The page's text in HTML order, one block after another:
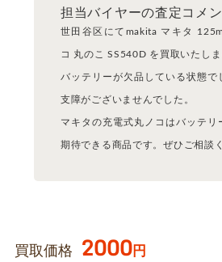
担当バイヤーの査定コメン
世田谷区にてmakita マキタ
コ 丸のこ SS540D を買取いたしま
バッテリーが欠品している状態で
支障がございませんでした。
マキタの充電式丸ノコはバッテリ
期待できる商品です。ぜひご相談
買取価格 2000円